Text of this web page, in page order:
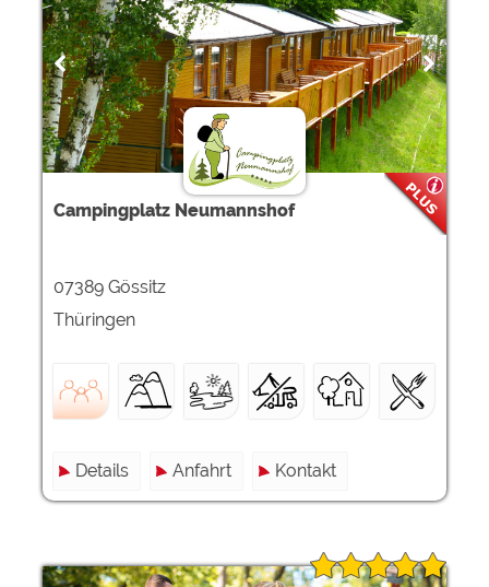
Campingplatz Neumannshof
07389 Gössitz
Thüringen
Details Anfahrt Kontakt
Google Remarketing
https://policies.google.com/privacy
Die Cookieeinstellungen können jeder Zeit im Footer
über "COOKIES" geändert werden!